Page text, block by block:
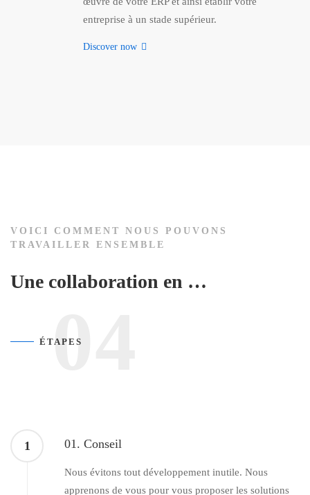
entreprise à un stade supérieur.
Discover now
VOICI COMMENT NOUS POUVONS
TRAVAILLER ENSEMBLE
Une collaboration en …
04
ÉTAPES
1 01. Conseil
Nous évitons tout développement inutile. Nous
apprenons de vous pour vous proposer les solutions